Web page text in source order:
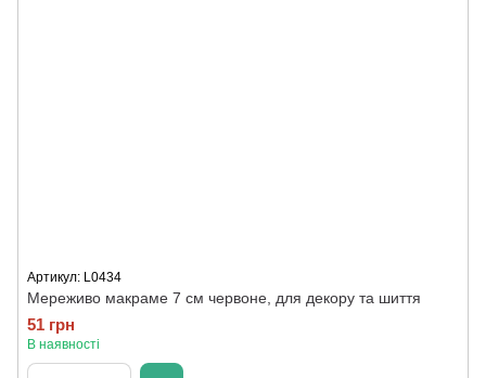
Артикул: L0434
Мереживо макраме 7 см червоне, для декору та шиття
51 грн
В наявності